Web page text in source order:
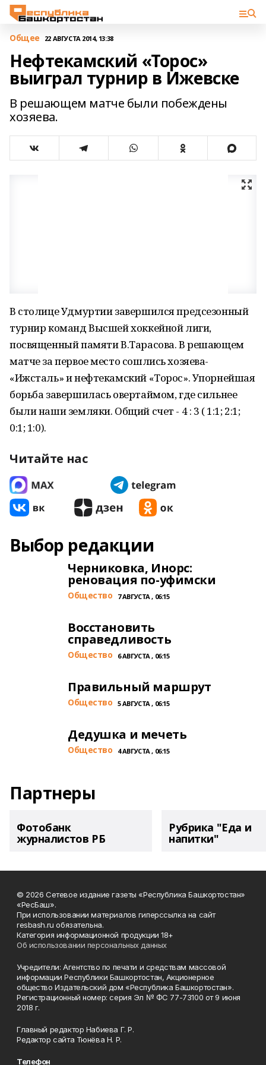
Общее 22 АВГУСТА 2014, 13:38
Нефтекамский «Торос»
выиграл турнир в Ижевске
В решающем матче были побеждены
хозяева.
В столице Удмуртии завершился предсезонный
турнир команд Высшей хоккейной лиги,
посвященный памяти В.Тарасова. В решающем
матче за первое место сошлись хозяева-
«Ижсталь» и нефтекамский «Торос». Упорнейшая
борьба завершилась овертаймом, где сильнее
были наши земляки. Общий счет - 4 : 3 ( 1:1; 2:1;
0:1; 1:0).
Читайте нас
Выбор редакции
Черниковка, Инорс:
реновация по-уфимски
Общество 7 АВГУСТА , 06:15
Восстановить
справедливость
Общество 6 АВГУСТА , 06:15
Правильный маршрут
Общество 5 АВГУСТА , 06:15
Дедушка и мечеть
Общество 4 АВГУСТА , 06:15
Партнеры
Фотобанк
журналистов РБ
Рубрика "Еда и
напитки"
© 2026 Сетевое издание газеты «Республика Башкортостан»
«РесБаш».
При использовании материалов гиперссылка на сайт
resbash.ru обязательна.
Категория информационной продукции 18+
Об использовании персональных данных
Учредители: Агентство по печати и средствам массовой
информации Республики Башкортостан, Акционерное
общество Издательский дом «Республика Башкортостан».
Регистрационный номер: серия Эл № ФС 77-73100 от 9 июня
2018 г.
Главный редактор Набиева Г. Р.
Редактор сайта Тюнёва Н. Р.
Телефон